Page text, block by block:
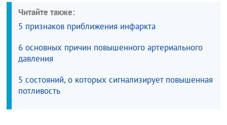
Читайте также:
5 признаков приближения инфаркта
6 основных причин повышенного артериального
давления
5 состояний, о которых сигнализирует повышенная
потливость